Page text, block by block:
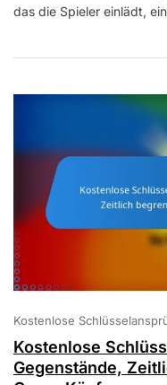
das die Spieler einlädt,
Kostenlose
Kostenlose
Gegenstände,